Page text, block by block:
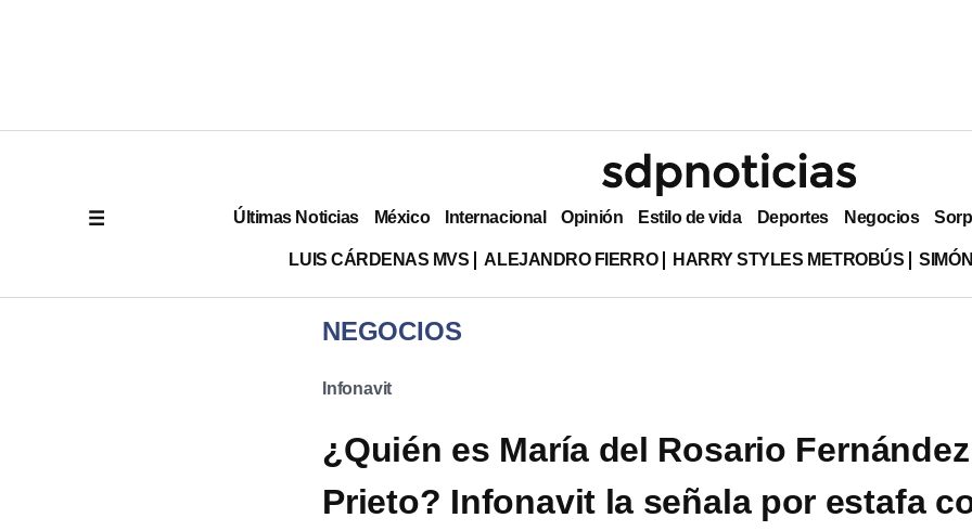
Últimas Noticias México Internacional Opinión Estilo de vida Deportes Negocios
LUIS CÁRDENAS MVS ALEJANDRO FIERRO HARRY STYLES METROBÚS
NEGOCIOS
Infonavit
¿Quién es María del Rosario Fernández
Prieto? Infonavit la señala por estafa